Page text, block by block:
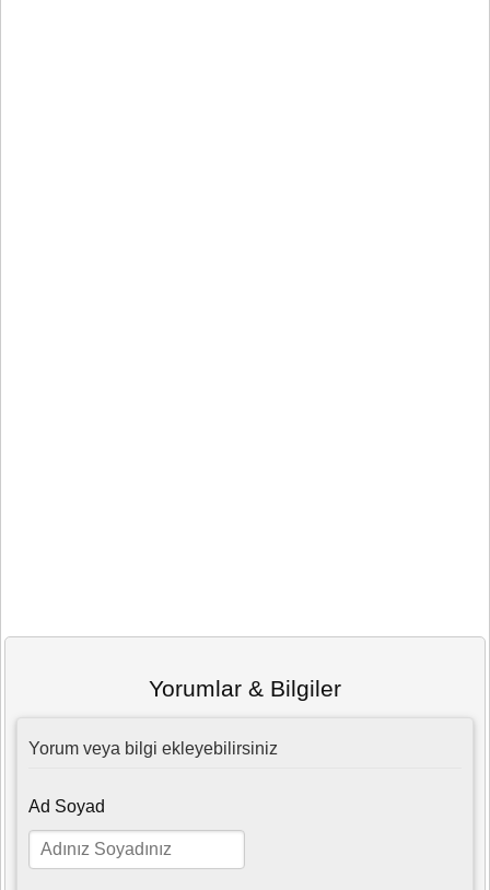
Yorumlar & Bilgiler
Yorum veya bilgi ekleyebilirsiniz
Ad Soyad